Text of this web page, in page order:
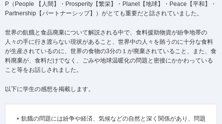
P（People 【人間】・Prosperity【繁栄】・Planet【地球】・Peace【平和】・
Partnership【パートナーシップ】）がとても重要だと話されていました。
世界の飢餓と食品廃棄について解説される中で、食料援助物資が紛争地帯の
人々の手に行き渡らない現状があること、世界中の人々を賄うのに十分な食料
が生産されているのに、世界の食物の3分の１が廃棄されていること、また、食
料廃棄が、食料だけでなく、ごみや地球温暖化の問題と密接にかかわっている
こと等をお話しされました。
以下に学生の感想を掲載します。
飢餓の問題には紛争や経済、気候などの自然と深く関係があり、問題